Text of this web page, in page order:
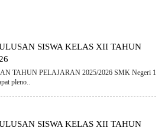
SISWA KELAS XII TAHUN
TAHUN PELAJARAN 2025/2026 SMK Negeri 1
pleno..
SISWA KELAS XII TAHUN